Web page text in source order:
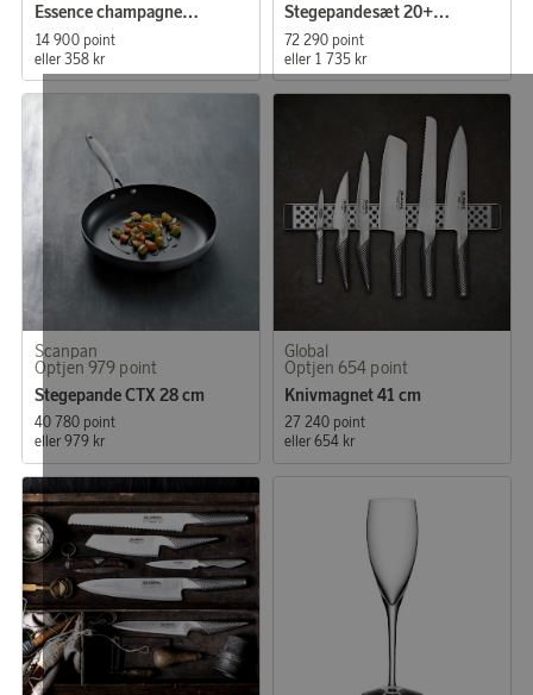
Essence champagneglas 4 pak
14 900 point
eller 358 kr
Stegepandesæt 20+28 cm
72 290 point
eller 1 735 kr
Scanpan
Optjen 979 point
Stegepande CTX 28 cm
40 780 point
eller 979 kr
Global
Optjen 654 point
Knivmagnet 41 cm
27 240 point
eller 654 kr